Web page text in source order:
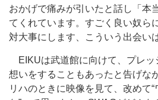
おかげで痛みが引いたと話し「本
てくれています。すごく良い奴
対大事にします、こういう出会い
EIKUは武道館に向けて、プレッ
想いをすることもあったと告げな
リハのときに映像を見て、改めて“